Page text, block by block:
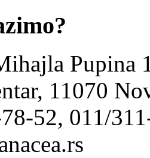
Pupina
11070
52, 011/